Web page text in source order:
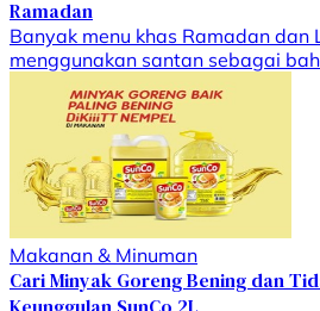
Ramadan
Banyak menu khas Ramadan dan
menggunakan santan sebagai
Makanan & Minuman
Cari Minyak Goreng Bening dan